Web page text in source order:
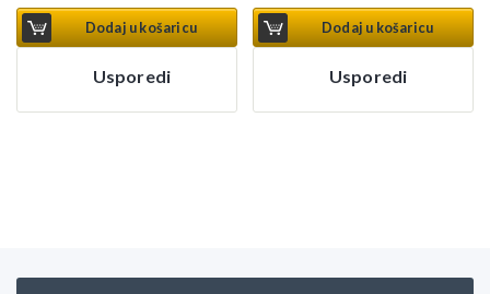
Dodaj u košaricu
Usporedi
Dodaj u košaricu
Usporedi